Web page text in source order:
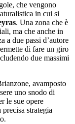
che vengono
in cui si
. Una zona che è
ma che anche in
a due passi d’autore
di fare un giro
due massimi
avamposto
uno snodo di
le sue opere
strategia